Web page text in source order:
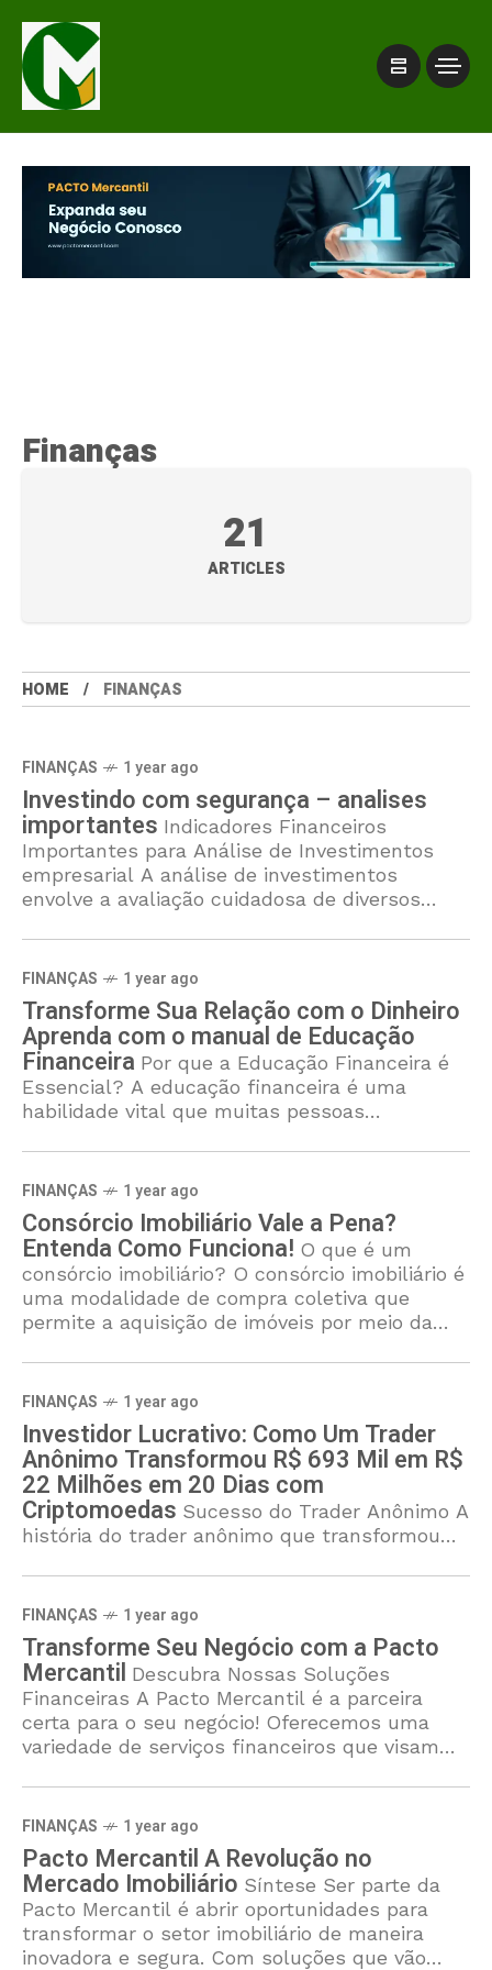
Finanças
21
ARTICLES
HOME FINANÇAS
FINANÇAS 1 year ago
Investindo com segurança – analises
importantes Indicadores Financeiros
Importantes para Análise de Investimentos
empresarial A análise de investimentos
envolve a avaliação cuidadosa de diversos
informações cruciais sobre a saúde e o
desempenho
FINANÇAS 1 year ago
Transforme Sua Relação com o Dinheiro
Aprenda com o manual de Educação
Financeira Por que a Educação Financeira é
Essencial? A educação financeira é uma
habilidade vital que muitas pessoas
Financeira: Seu Guia Prático para Economizar,
Investir e
FINANÇAS 1 year ago
Consórcio Imobiliário Vale a Pena?
Entenda Como Funciona! O que é um
consórcio imobiliário? O consórcio imobiliário é
uma modalidade de compra coletiva que
permite a aquisição de imóveis por meio da
FINANÇAS 1 year ago
Investidor Lucrativo: Como Um Trader
Anônimo Transformou R$ 693 Mil em R$
22 Milhões em 20 Dias com
Criptomoedas Sucesso do Trader Anônimo A
história do trader anônimo que transformou
dias é um exemplo intrigante do potencial das
criptomoedas
FINANÇAS 1 year ago
Transforme Seu Negócio com a Pacto
Mercantil Descubra Nossas Soluções
Financeiras A Pacto Mercantil é a parceira
certa para o seu negócio! Oferecemos uma
variedade de serviços financeiros que visam
FINANÇAS 1 year ago
Pacto Mercantil A Revolução no
Mercado Imobiliário Síntese Ser parte da
Pacto Mercantil é abrir oportunidades para
transformar o setor imobiliário de maneira
inovadora e segura. Com soluções que vão